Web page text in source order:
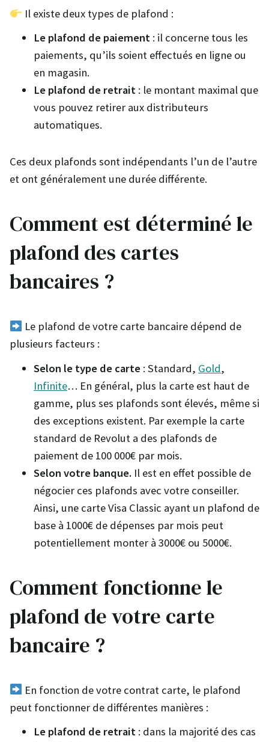
Il existe deux types de plafond :
Le plafond de paiement : il concerne tous les
paiements, qu’ils soient effectués en ligne ou
en magasin.
Le plafond de retrait : le montant maximal que
vous pouvez retirer aux distributeurs
automatiques.
Ces deux plafonds sont indépendants l’un de l’autre
et ont généralement une durée différente.
Comment est déterminé le
plafond des cartes
bancaires ?
Le plafond de votre carte bancaire dépend de
plusieurs facteurs :
Selon le type de carte : Standard, Gold,
Infinite… En général, plus la carte est haut de
gamme, plus ses plafonds sont élevés, même si
des exceptions existent. Par exemple la carte
standard de Revolut a des plafonds de
paiement de 100 000€ par mois.
Selon votre banque. Il est en effet possible de
négocier ces plafonds avec votre conseiller.
Ainsi, une carte Visa Classic ayant un plafond de
base à 1000€ de dépenses par mois peut
potentiellement monter à 3000€ ou 5000€.
Comment fonctionne le
plafond de votre carte
bancaire ?
En fonction de votre contrat carte, le plafond
peut fonctionner de différentes manières :
Le plafond de retrait : dans la majorité des cas